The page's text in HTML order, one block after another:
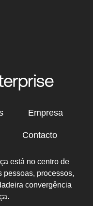
Empresa
Contacto
está no centro de
pessoas, processos,
convergência